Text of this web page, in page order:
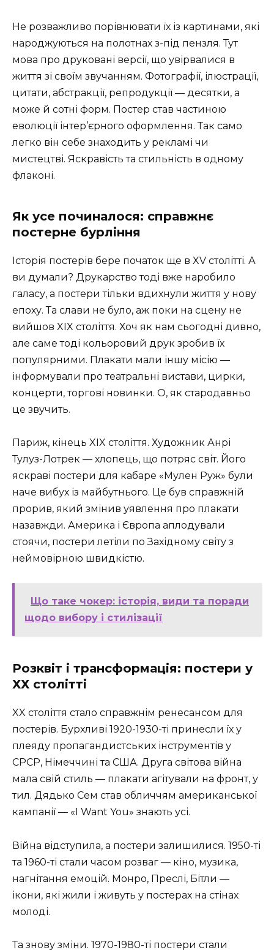
Не розважливо порівнювати їх із картинами, які
народжуються на полотнах з-під пензля. Тут
мова про друковані версії, що увірвалися в
життя зі своїм звучанням. Фотографії, ілюстрації,
цитати, абстракції, репродукції — десятки, а
може й сотні форм. Постер став частиною
еволюції інтер’єрного оформлення. Так само
легко він себе знаходить у рекламі чи
мистецтві. Яскравість та стильність в одному
флаконі.
Як усе починалося: справжнє
постерне бурління
Історія постерів бере початок ще в XV столітті. А
ви думали? Друкарство тоді вже наробило
галасу, а постери тільки вдихнули життя у нову
епоху. Та слави не було, аж поки на сцену не
вийшов XIX століття. Хоч як нам сьогодні дивно,
але саме тоді кольоровий друк зробив їх
популярними. Плакати мали іншу місію —
інформували про театральні вистави, цирки,
концерти, торгові новинки. О, як стародавньо
це звучить.
Париж, кінець XIX століття. Художник Анрі
Тулуз-Лотрек — хлопець, що потряс світ. Його
яскраві постери для кабаре «Мулен Руж» були
наче вибух із майбутнього. Це був справжній
прорив, який змінив уявлення про плакати
назавжди. Америка і Європа аплодували
стоячи, постери летіли по Західному світу з
неймовірною швидкістю.
Що таке чокер: історія, види та поради
щодо вибору і стилізації
Розквіт і трансформація: постери у
ХХ столітті
XX століття стало справжнім ренесансом для
постерів. Бурхливі 1920-1930-ті принесли їх у
плеяду пропагандистських інструментів у
СРСР, Німеччині та США. Друга світова війна
мала свій стиль — плакати агітували на фронт, у
тил. Дядько Сем став обличчям американської
кампанії — «I Want You» знають усі.
Війна відступила, а постери залишилися. 1950-ті
та 1960-ті стали часом розваг — кіно, музика,
нагнітання емоцій. Монро, Преслі, Бітли —
ікони, які жили і живуть у постерах на стінах
молоді.
Та знову зміни. 1970-1980-ті постери стали